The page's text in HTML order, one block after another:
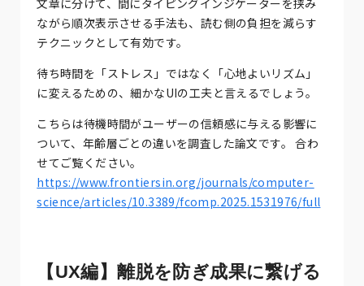
ながら順次表示させる手法も、読む側の負担を減らす
テクニックとして有効です。
待ち時間を「ストレス」ではなく「心地よいリズム」
に変えるための、細かなUIの工夫と言えるでしょう。
こちらは待機時間がユーザーの信頼感に与える影響に
ついて、年齢層ごとの違いを調査した論文です。 合わ
せてご覧ください。
https://www.frontiersin.org/journals/computer-
science/articles/10.3389/fcomp.2025.1531976/full
【UX編】離脱を防ぎ成果に繋げる